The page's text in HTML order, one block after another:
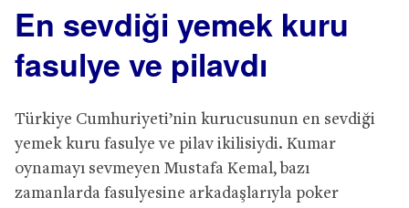
En sevdiği yemek kuru
fasulye ve pilavdı
Türkiye Cumhuriyeti’nin kurucusunun en sevdiği
yemek kuru fasulye ve pilav ikilisiydi. Kumar
oynamayı sevmeyen Mustafa Kemal, bazı
zamanlarda fasulyesine arkadaşlarıyla poker